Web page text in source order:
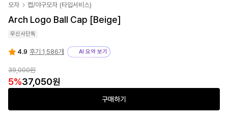
모자 캡/야구모자 (타입서비스)
Arch Logo Ball Cap [Beige]
무신사단독
4.9 후기 1,586개 AI 요약 보기
39,000원
5%37,050원
구매하기